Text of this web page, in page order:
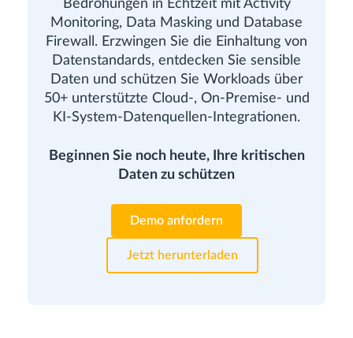
Bedrohungen in Echtzeit mit Activity
Monitoring, Data Masking und Database
Firewall. Erzwingen Sie die Einhaltung von
Datenstandards, entdecken Sie sensible
Daten und schützen Sie Workloads über
50+ unterstützte Cloud-, On-Premise- und
KI-System-Datenquellen-Integrationen.
Beginnen Sie noch heute, Ihre kritischen
Daten zu schützen
Demo anfordern
Jetzt herunterladen